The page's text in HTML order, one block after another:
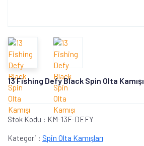
13 Fishing Defy Black Spin Olta Kamışı
Stok Kodu : KM-13F-DEFY
Kategori : Spin Olta Kamışları